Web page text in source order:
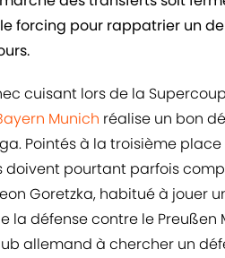
forcing pour rappatrier un de
cuisant lors de la
Munich réalise un bon
Pointés à la troisième
doivent pourtant parfois
Goretzka, habitué à jouer
la défense contre le
allemand à chercher un